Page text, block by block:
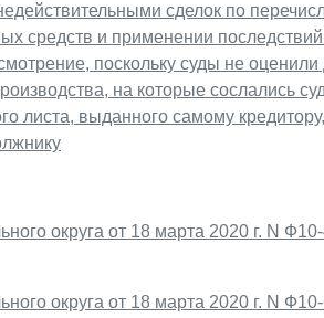
сделок по
средств и применении
поскольку суды не
на которые сослались
листа, выданного самому
округа от 18 марта 2020 г. N
округа от 18 марта 2020 г. N